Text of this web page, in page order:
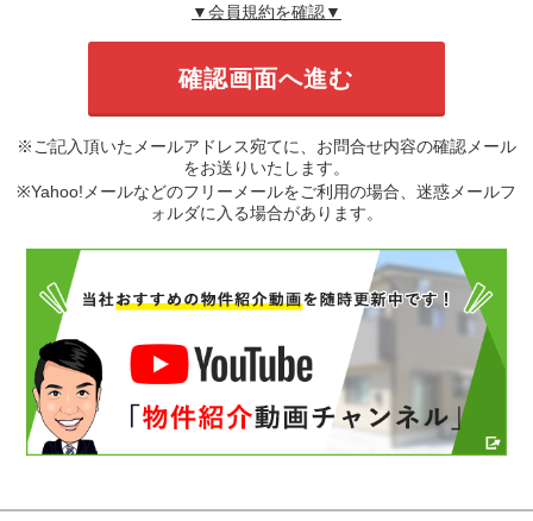
▼会員規約を確認▼
※ご記入頂いたメールアドレス宛てに、お問合せ内容の確認メール
をお送りいたします。
※Yahoo!メールなどのフリーメールをご利用の場合、迷惑メールフ
ォルダに入る場合があります。